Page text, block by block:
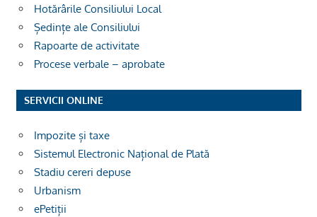
Hotărârile Consiliului Local
Ședințe ale Consiliului
Rapoarte de activitate
Procese verbale – aprobate
SERVICII ONLINE
Impozite și taxe
Sistemul Electronic Național de Plată
Stadiu cereri depuse
Urbanism
ePetiții